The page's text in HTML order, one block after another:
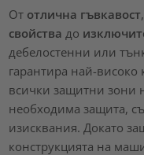
От отлична гъвкавост
свойства до
дебелостенни или
гарантира най-високо
всички защитни зони
необходима защита,
изисквания. Докато
конструкцията на